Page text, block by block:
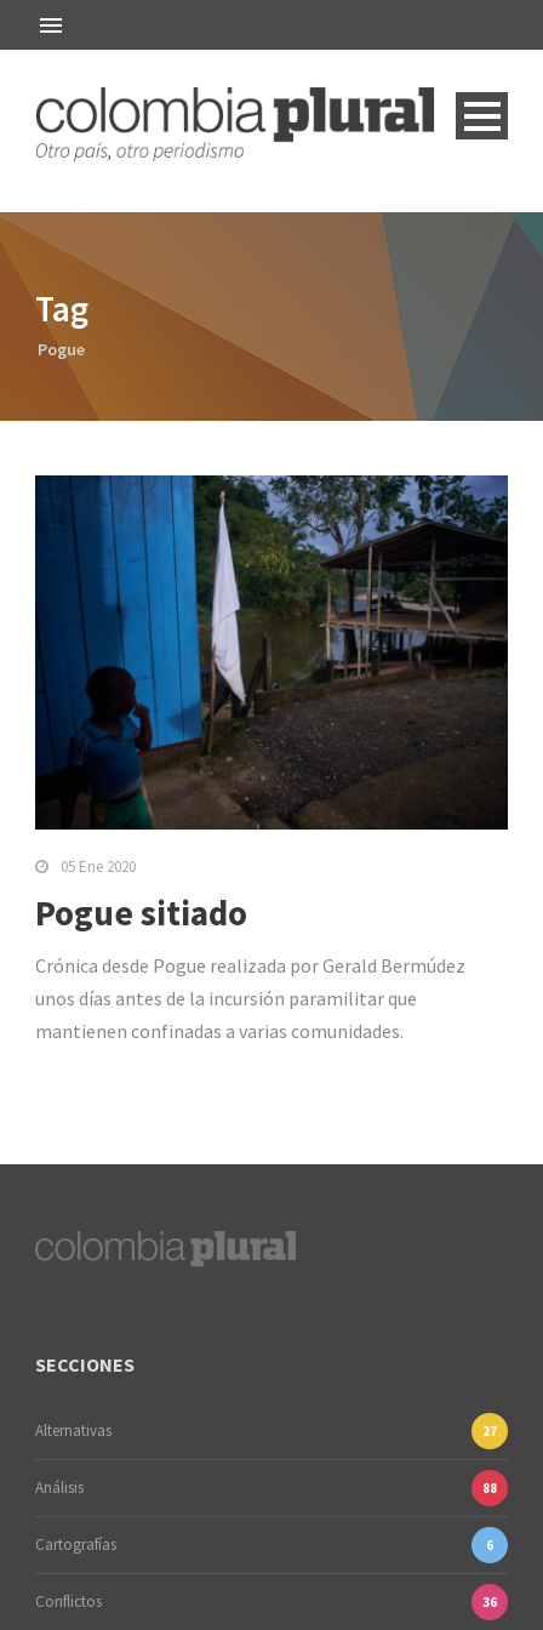
Tag
Pogue
05 Ene 2020
Pogue sitiado
Crónica desde Pogue realizada por Gerald Bermúdez
unos días antes de la incursión paramilitar que
mantienen confinadas a varias comunidades.
SECCIONES
Alternativas 27
Análisis 88
Cartografías 6
Conflictos 36